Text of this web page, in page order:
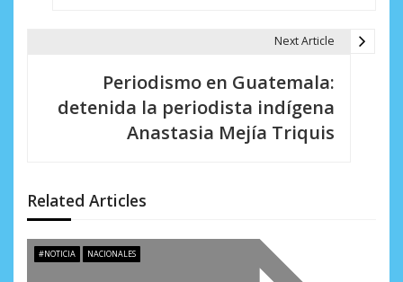
ó
n
d
Next Article
Periodismo en Guatemala:
detenida la periodista indígena
Anastasia Mejía Triquis
Related Articles
#NOTICIA NACIONALES